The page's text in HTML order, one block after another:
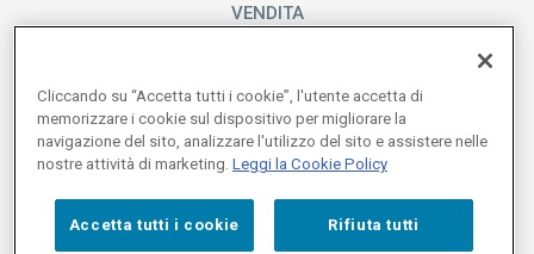
VENDITA
SEGUICI SUI NOSTRI SOCIAL
Cliccando su “Accetta tutti i cookie”, l'utente accetta di
memorizzare i cookie sul dispositivo per migliorare la
navigazione del sito, analizzare l'utilizzo del sito e assistere nelle
nostre attività di marketing. Leggi la Cookie Policy
Accetta tutti i cookie Rifiuta tutti